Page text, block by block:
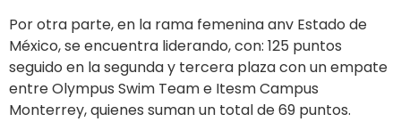
Por otra parte, en la rama femenina anv Estado de
México, se encuentra liderando, con: 125 puntos
seguido en la segunda y tercera plaza con un empate
entre Olympus Swim Team e Itesm Campus
Monterrey, quienes suman un total de 69 puntos.